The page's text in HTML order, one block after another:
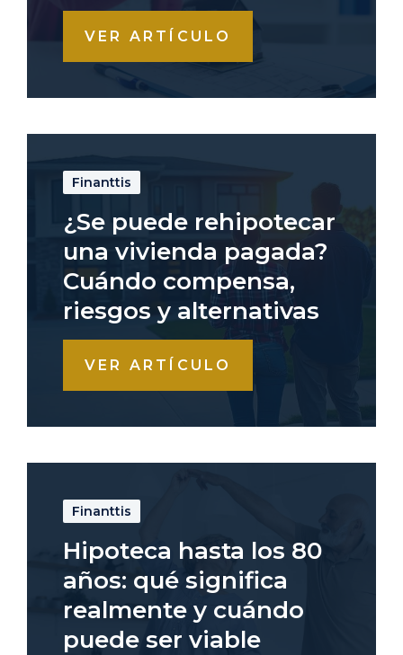
VER ARTÍCULO
Finanttis
¿Se puede rehipotecar
una vivienda pagada?
Cuándo compensa,
riesgos y alternativas
VER ARTÍCULO
Finanttis
Hipoteca hasta los 80
años: qué significa
realmente y cuándo
puede ser viable